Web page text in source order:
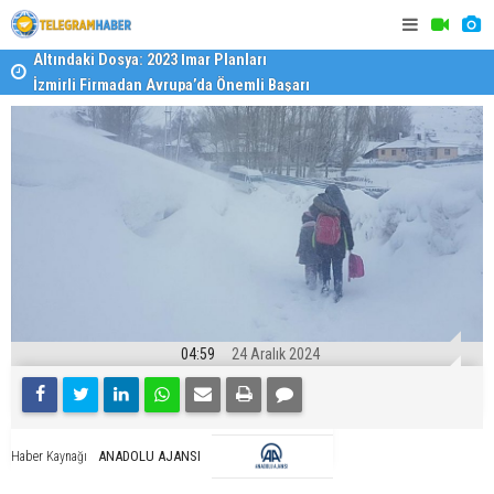
İzmirli Firmadan Avrupa’da Önemli Başarı
Devlet
04:59 24 Aralık 2024
Haber Kaynağı ANADOLU AJANSI